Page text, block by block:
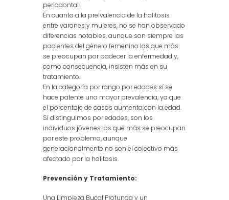
periodontal.
En cuanto a la prelvalencia de la halitosis
entre varones y mujeres, no se han observado
diferencias notables, aunque son siempre las
pacientes del género femenino las que más
se preocupan por padecer la enfermedad y,
como consecuencia, insisten más en su
tratamiento.
En la categoría por rango por edades sí se
hace patente una mayor prevalencia, ya que
el porcentaje de casos aumenta con la edad.
Si distinguimos por edades, son los
individuos jóvenes los que más se preocupan
por este problema, aunque
generacionalmente no son el colectivo más
afectado por la halitosis.
Prevención y Tratamiento:
Una Limpieza Bucal Profunda y un